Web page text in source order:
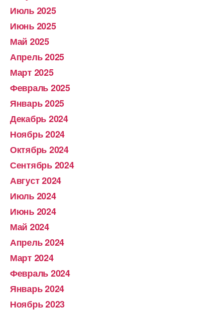
Июль 2025
Июнь 2025
Май 2025
Апрель 2025
Март 2025
Февраль 2025
Январь 2025
Декабрь 2024
Ноябрь 2024
Октябрь 2024
Сентябрь 2024
Август 2024
Июль 2024
Июнь 2024
Май 2024
Апрель 2024
Март 2024
Февраль 2024
Январь 2024
Ноябрь 2023